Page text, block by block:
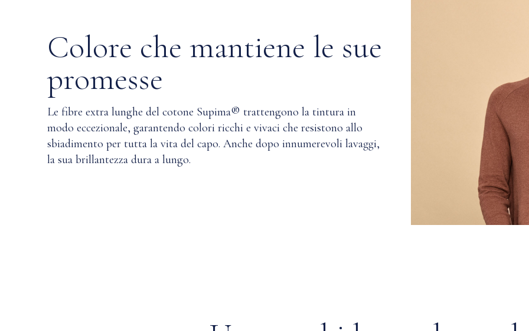
Colore che mantiene le sue
promesse
Le fibre extra lunghe del cotone Supima® trattengono la tintura in
modo eccezionale, garantendo colori ricchi e vivaci che resistono allo
sbiadimento per tutta la vita del capo. Anche dopo innumerevoli lavaggi,
la sua brillantezza dura a lungo.